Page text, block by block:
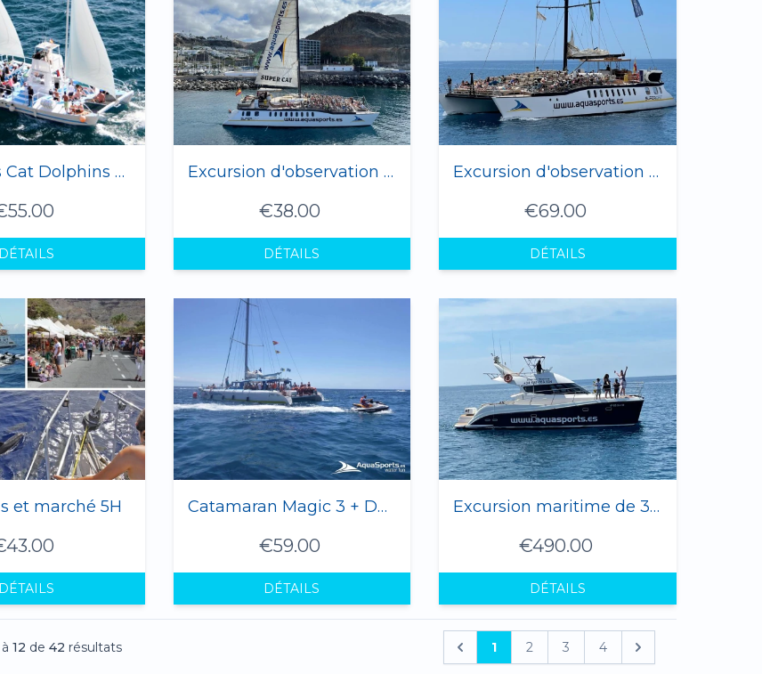
Sagitarius Cat Dolphins Tour
DÉTAILS
Excursion d'observation des dauphins à Gran Canaria 2 heures
€38.00
DÉTAILS
Excursion d'observation des dauphins PREMIUM à Gran Canaria - 4 heures
€69.00
DÉTAILS
et marché 5H
DÉTAILS
Catamaran Magic 3 + Dauphins (Adultes et Enfants)
€59.00
DÉTAILS
Excursion maritime de 3 heures à Damiluvi (12 personnes max.)
€490.00
DÉTAILS
à 12 de 42 résultats 1 2 3 4